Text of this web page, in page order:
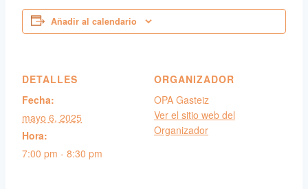
Añadir al calendario
DETALLES
Fecha:
mayo 6, 2025
Hora:
7:00 pm - 8:30 pm
ORGANIZADOR
OPA Gasteiz
Ver el sitio web del
Organizador